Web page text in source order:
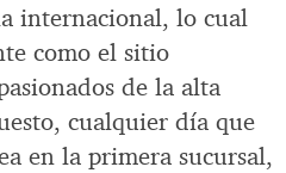
internacional, lo cual
como el sitio
de la alta
cualquier día que
en la primera sucursal,